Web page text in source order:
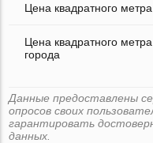
Цена квадратного
Цена квадратного
города
Данные предоставлены
опросов своих
гарантировать
данных.